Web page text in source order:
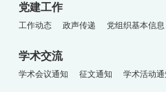
党建工作
工作动态 政声传递 党组织基本信息
学术交流
学术会议通知 征文通知 学术活动通